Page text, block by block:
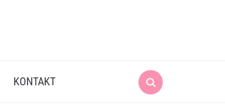
Search
for:
KONTAKT